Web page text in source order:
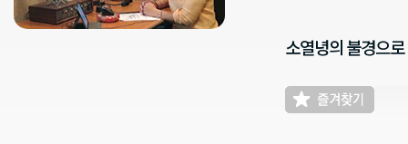
소열녕의 불경으